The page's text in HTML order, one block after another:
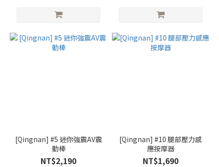
[Qingnan] #5 迷你強震AV震
動棒
NT$2,190
[Qingnan] #10 腿部壓力感
應按摩器
NT$1,690